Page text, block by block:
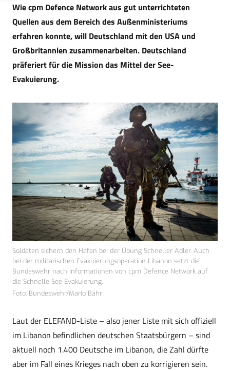
Wie cpm Defence Network aus gut unterrichteten
Quellen aus dem Bereich des Außenministeriums
erfahren konnte, will Deutschland mit den USA und
Großbritannien zusammenarbeiten. Deutschland
präferiert für die Mission das Mittel der See-
Evakuierung.
Soldaten sichern den Hafen bei der Übung Schneller Adler. Auch
bei der militärischen Evakuierungsoperation Libanon setzt die
Bundeswehr nach Informationen von cpm Defence Network auf
die Schnelle See-Evakuierung.
Foto: Bundeswehr/Mario Bähr
Laut der ELEFAND-Liste – also jener Liste mit sich offiziell
im Libanon befindlichen deutschen Staatsbürgern – sind
aktuell noch 1.400 Deutsche im Libanon, die Zahl dürfte
aber im Fall eines Krieges nach oben zu korrigieren sein.